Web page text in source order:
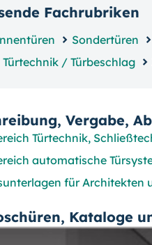
Fachrubriken
Sondertüren
Türtechnik / Türbeschlag
Vergabe,
Türtechnik,
automatische
für Architekten
Kataloge